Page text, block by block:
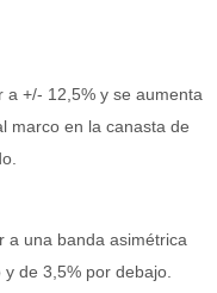
a +/- 12,5% y se aumenta
marco en la canasta de
a una banda asimétrica
de 3,5% por debajo.